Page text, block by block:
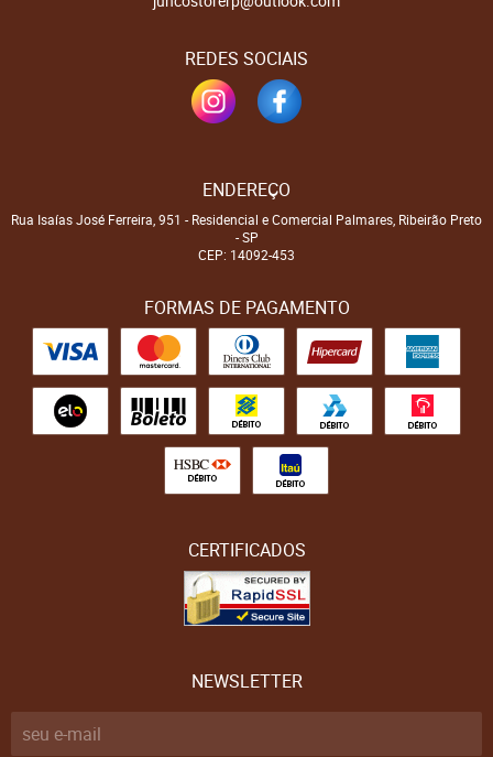
REDES SOCIAIS
ENDEREÇO
Rua Isaías José Ferreira, 951 - Residencial e Comercial Palmares, Ribeirão Preto
-SP
CEP: 14092-453
FORMAS DE PAGAMENTO
CERTIFICADOS
NEWSLETTER